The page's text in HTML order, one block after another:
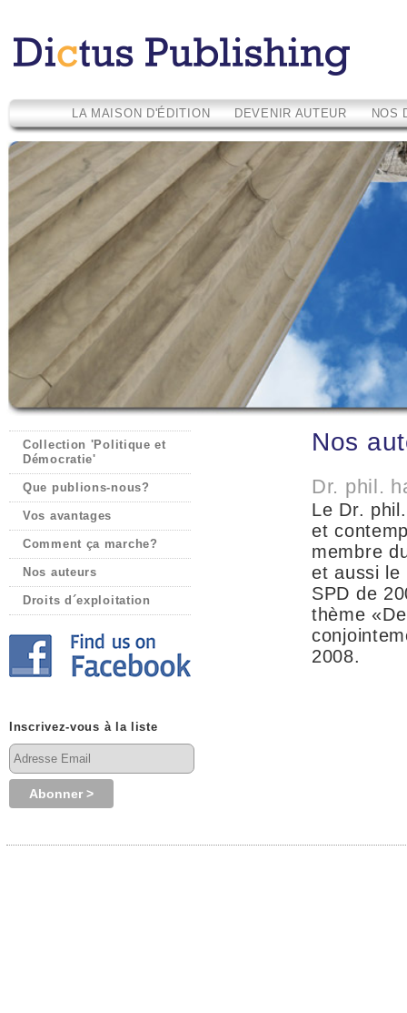
LA MAISON D'ÉDITION DEVENIR AUTEUR NOS
Collection 'Politique et
Démocratie'
Que publions-nous?
Vos avantages
Comment ça marche?
Nos auteurs
Droits d´exploitation
Inscrivez-vous à la liste
Nos
Dr. phil.
Le Dr.
et
membre
et aussi le
SPD de
thème
2008.